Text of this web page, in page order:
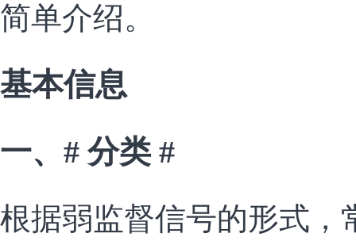
简单介绍。
基本信息
一、# 分类 #
根据弱监督信号的形式，